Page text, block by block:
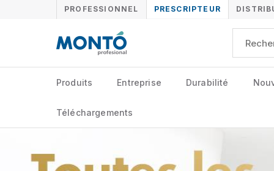
PROFESSIONNEL PRESCRIPTEUR
Produits Entreprise Durabilité
Téléchargements